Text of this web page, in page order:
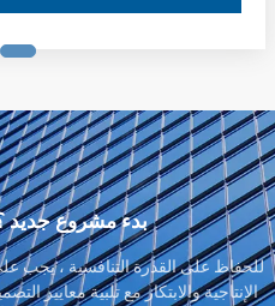
بدء مشروع جديد
للحفاظ على القدرة التنافسية ، يجب
الإنتاجية والابتكار مع تلبية معايير